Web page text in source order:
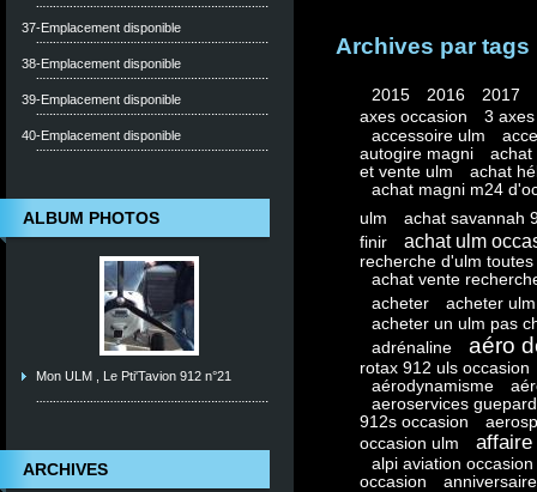
37-Emplacement disponible
38-Emplacement disponible
39-Emplacement disponible
40-Emplacement disponible
ALBUM PHOTOS
Mon ULM , Le Pti'Tavion 912 n°21
ARCHIVES
Archives par tags
2015 2016
2017
axes occasion
3
accessoire ulm
autogire magni
achat
et vente ulm
achat
achat magni m24
ulm
achat savannah
finir
achat ulm
recherche d'ulm toutes
achat vente
acheter
acheter ulm
acheter un ulm pas
adrénaline
aéro
rotax 912 uls occasion
aérodynamisme
aeroservices
912s occasion
occasion ulm
affaire
alpi aviation occasion
occasion
anniversaire